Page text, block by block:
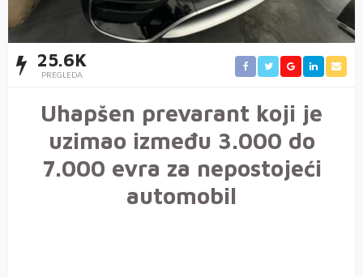
25.6K
PREGLEDA
Uhapšen prevarant koji je
uzimao između 3.000 do
7.000 evra za nepostojeći
automobil